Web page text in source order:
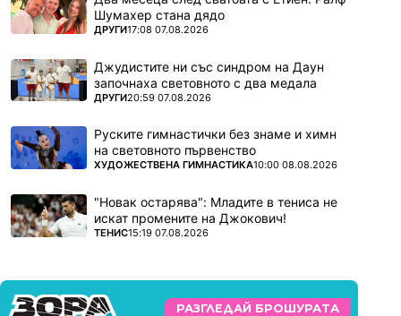
Шумахер стана дядо
ПОВЕЧЕ ОТ
ДРУГИ17:08 07.08.2026
Джудистите ни със синдром на Даун
започнаха световното с два медала
ПОВЕЧЕ ОТ
ДРУГИ20:59 07.08.2026
Руските гимнастички без знаме и химн
на световното първенство
ПОВЕЧЕ ОТ
ХУДОЖЕСТВЕНА ГИМНАСТИКА10:00 08.08.2026
"Новак остарява": Младите в тениса не
искат промените на Джокович!
ПОВЕЧЕ ОТ
ТЕНИС15:19 07.08.2026
РАЗГЛЕДАЙ БРОШУРАТА